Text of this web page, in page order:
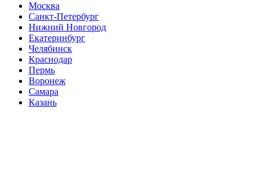
Москва
Санкт-Петербург
Нижний Новгород
Екатеринбург
Челябинск
Краснодар
Пермь
Воронеж
Самара
Казань